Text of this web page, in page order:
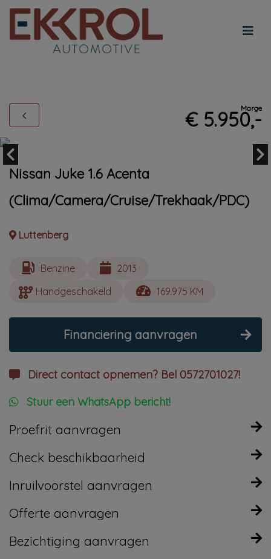
Marge
€ 5.950,-
Nissan Juke 1.6 Acenta
(Clima/Camera/Cruise/Trekhaak/PDC)
Luttenberg
Benzine
2013
Handgeschakeld
169.975 KM
Financiering aanvragen
Direct contact opnemen? Bel 0572701027!
Stuur een WhatsApp bericht!
Proefrit aanvragen
Check beschikbaarheid
Inruilvoorstel aanvragen
Offerte aanvragen
Bezichtiging aanvragen